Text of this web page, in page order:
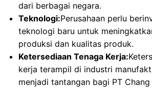
dari berbagai negara.
Teknologi:Perusahaan perlu
teknologi baru untuk
produksi dan kualitas produk.
Ketersediaan Tenaga Kerja:
kerja terampil di industri
menjadi tantangan bagi PT Chang